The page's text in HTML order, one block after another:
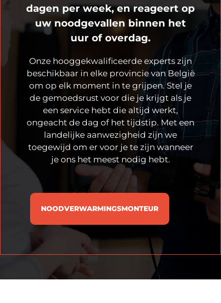
dagen per week, en reageert op
uw noodgevallen binnen het
uur of overdag.
Onze hooggekwalificeerde experts zijn
beschikbaar in elke provincie van België
om op elk moment in te grijpen. Stel je
de gemoedsrust voor die je krijgt als je
een service hebt die altijd werkt,
ongeacht de dag of het tijdstip. Met een
landelijke aanwezigheid zijn we
toegewijd om er voor je te zijn wanneer
je ons het meest nodig hebt.
NOODVERWARMINGSMONTEUR